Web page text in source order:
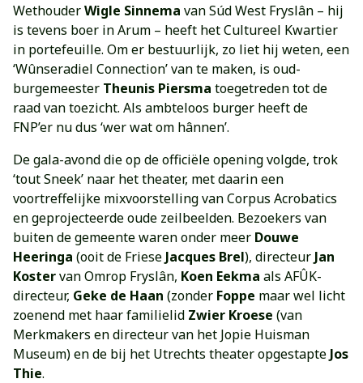
WethouderWigle Sinnema van Súd West Fryslân – hij
is tevens boer in Arum – heeft het Cultureel Kwartier
in portefeuille. Om er bestuurlijk, zo liet hij weten, een
‘Wûnseradiel Connection’ van te maken, is oud-
burgemeester Theunis Piersma toegetreden tot de
raad van toezicht. Als ambteloos burger heeft de
FNP’er nu dus ‘wer wat om hânnen’.
De gala-avond die op de officiële opening volgde, trok
‘tout Sneek’ naar het theater, met daarin een
voortreffelijke mixvoorstelling van Corpus Acrobatics
en geprojecteerde oude zeilbeelden. Bezoekers van
buiten de gemeente waren onder meer Douwe
Heeringa (ooit de Friese Jacques Brel), directeur Jan
Kostervan Omrop Fryslân, Koen Eekma als AFÛK-
directeur, Geke de Haan (zonder Foppe maar wel licht
zoenend met haar familielid Zwier Kroese (van
Merkmakers en directeur van het Jopie Huisman
Museum) en de bij het Utrechts theater opgestapte Jos
Thie.